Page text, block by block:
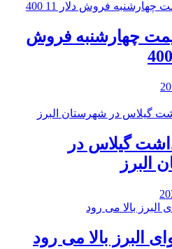
چهارشنبه فروش
گیلاس در
البرز
البرز بالا می رود